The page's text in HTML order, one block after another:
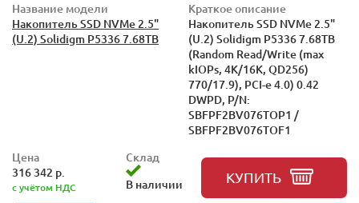
Название модели
Накопитель SSD NVMe 2.5"
(U.2) Solidigm P5336 7.68TB
Краткое описание
Накопитель SSD NVMe 2.5"
(U.2) Solidigm P5336 7.68TB
(Random Read/Write (max
kIOPs, 4K/16K, QD256)
770/17.9), PCI-e 4.0) 0.42
DWPD, P/N:
SBFPF2BV076TOP1 /
SBFPF2BV076TOF1
Цена
316 342 р.
с учётом НДС
Склад
В наличии
КУПИТЬ